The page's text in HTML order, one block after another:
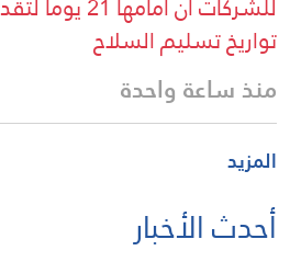
تواريخ تسليم السلاح
منذ ساعة واحدة
المزيد
أحدث الأخبار